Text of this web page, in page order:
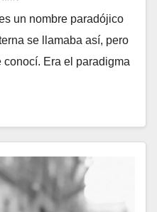
un nombre paradójico
se llamaba así, pero
Era el paradigma